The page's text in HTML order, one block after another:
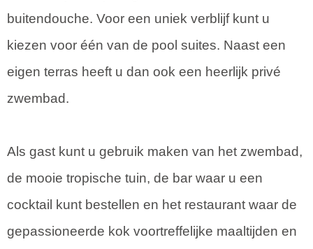
buitendouche. Voor een uniek verblijf kunt u
kiezen voor één van de pool suites. Naast een
eigen terras heeft u dan ook een heerlijk privé
zwembad.
Als gast kunt u gebruik maken van het zwembad,
de mooie tropische tuin, de bar waar u een
cocktail kunt bestellen en het restaurant waar de
gepassioneerde kok voortreffelijke maaltijden en